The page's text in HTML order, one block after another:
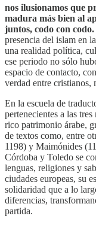
nos ilusionamos que
madura más bien al
juntos, codo con codo.
presencia del islam en
una realidad política,
ese periodo no sólo
espacio de contacto,
verdad entre cristianos,
En la escuela de
pertenecientes a las
rico patrimonio árabe,
de textos como, entre
1198) y Maimónides
Córdoba y Toledo se
lenguas, religiones y
ciudades europeas, su
solidaridad que a lo
diferencias,
partida.